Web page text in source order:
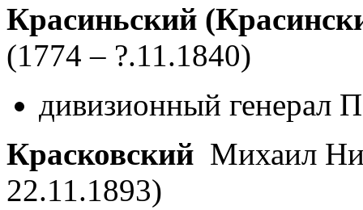
Красиньский
(1774 – ?.11.1840)
дивизионный генерал
Красковский Михаил
22.11.1893)